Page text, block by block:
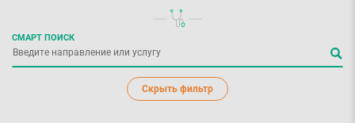
СМАРТ ПОИСК
Скрыть фильтр